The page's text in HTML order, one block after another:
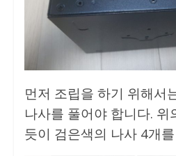
먼저 조립을 하기 위해서
나사를 풀어야 합니다. 위
듯이 검은색의 나사 4개